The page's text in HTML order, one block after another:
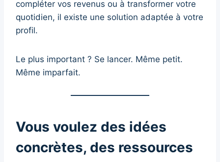
compléter vos revenus ou à transformer votre
quotidien, il existe une solution adaptée à votre
profil.
Le plus important ? Se lancer. Même petit.
Même imparfait.
Vous voulez des idées
concrètes, des ressources